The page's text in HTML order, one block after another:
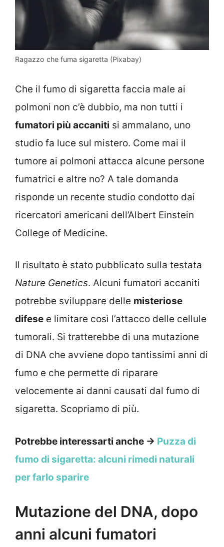
Ragazzo che fuma sigaretta (Pixabay)
Che il fumo di sigaretta faccia male ai
polmoni non c’è dubbio, ma non tutti i
fumatori più accaniti si ammalano, uno
studio fa luce sul mistero. Come mai il
tumore ai polmoni attacca alcune persone
fumatrici e altre no? A tale domanda
risponde un recente studio condotto dai
ricercatori americani dell’Albert Einstein
College of Medicine.
Il risultato è stato pubblicato sulla testata
Nature Genetics. Alcuni fumatori accaniti
potrebbe sviluppare delle misteriose
difese e limitare così l’attacco delle cellule
tumorali. Si tratterebbe di una mutazione
di DNA che avviene dopo tantissimi anni di
fumo e che permette di riparare
velocemente ai danni causati dal fumo di
sigaretta. Scopriamo di più.
Potrebbe interessarti anche → Puzza di
fumo di sigaretta: alcuni rimedi naturali
per farlo sparire
Mutazione del DNA, dopo
anni alcuni fumatori